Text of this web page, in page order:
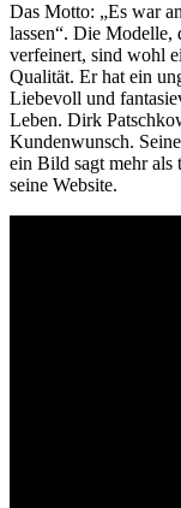
Das Motto: „Es war
lassen“. Die
verfeinert, sind wohl
Qualität. Er hat ein
Liebevoll und
Leben. Dirk
Kundenwunsch.
ein Bild sagt mehr als
seine Website.